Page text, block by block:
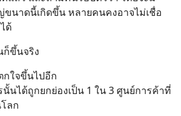
นาดนี้เกิดขึ้น หลายคนคงอาจไม่เชื่อ
ด้
ก็ขึ้นจริง
กใจขึ้นไปอีก
นได้ถูกยกย่องเป็น 1 ใน 3 ศูนย์การค้าที่
ลก